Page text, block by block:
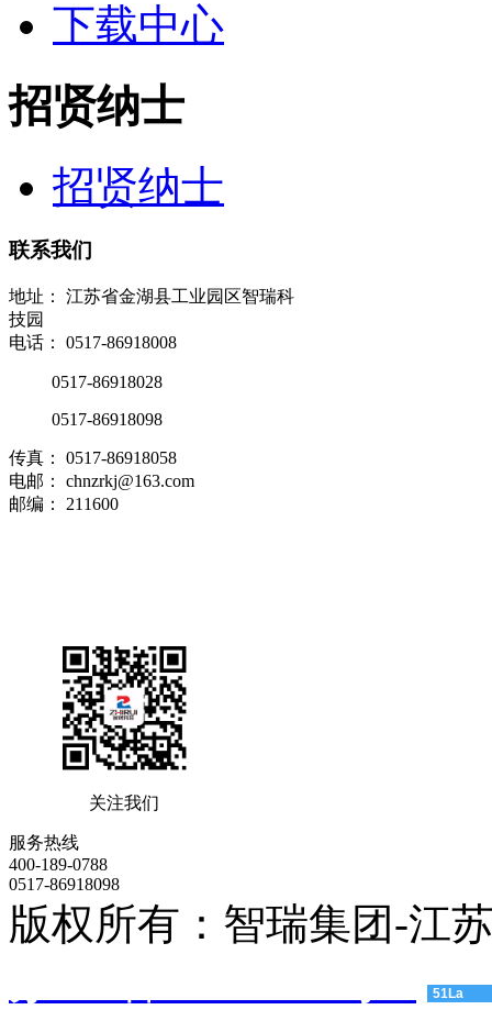
下载中心
招贤纳士
招贤纳士
联系我们
地址： 江苏省金湖县工业园区智瑞科
技园
电话： 0517-86918008
0517-86918028
0517-86918098
传真： 0517-86918058
电邮： chnzrkj@163.com
邮编： 211600
关注我们
服务热线
400-189-0788
0517-86918098
版权所有：智瑞集团-江
51La